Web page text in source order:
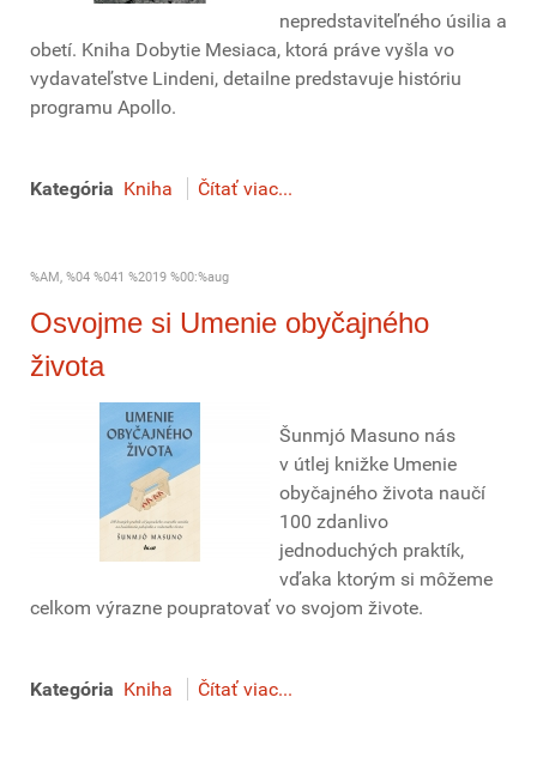
nepredstaviteľného úsilia a
obetí. Kniha Dobytie Mesiaca, ktorá práve vyšla vo
vydavateľstve Lindeni, detailne predstavuje históriu
programu Apollo.
Kategória Kniha Čítať viac...
%AM, %04 %041 %2019 %00:%aug
Osvojme si Umenie obyčajného
života
Šunmjó Masuno nás
v útlej knižke Umenie
obyčajného života naučí
100 zdanlivo
jednoduchých praktík,
vďaka ktorým si môžeme
celkom výrazne poupratovať vo svojom živote.
Kategória Kniha Čítať viac...